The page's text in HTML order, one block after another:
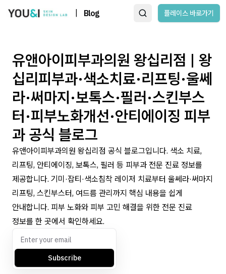
Blog 플레이스 바로가기
유앤아이피부과의원 왕십리점 | 왕
십리피부과·색소치료·리프팅·울쎄
라·써마지·보톡스·필러·스킨부스
터·피부노화개선·안티에이징 피부
과 공식 블로그
유앤아이피부과의원 왕십리점 공식 블로그입니다. 색소 치료,
리프팅, 안티에이징, 보톡스, 필러 등 피부과 전문 진료 정보를
제공합니다. 기미·잡티·색소침착 레이저 치료부터 울쎄라·써마지
리프팅, 스킨부스터, 여드름 관리까지 핵심 내용을 쉽게
안내합니다. 피부 노화와 피부 고민 해결을 위한 전문 진료
정보를 한 곳에서 확인하세요.
Subscribe